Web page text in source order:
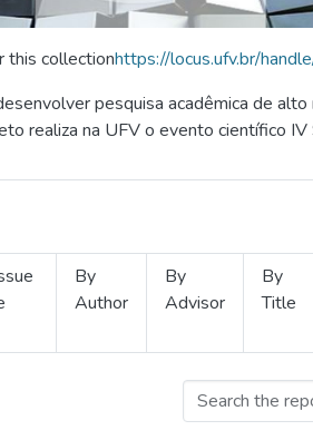
this collectionhttps://locus.ufv.br/
pesquisa acadêmica de
realiza na UFV o evento científico
By
Author
By
Advisor
By
Title